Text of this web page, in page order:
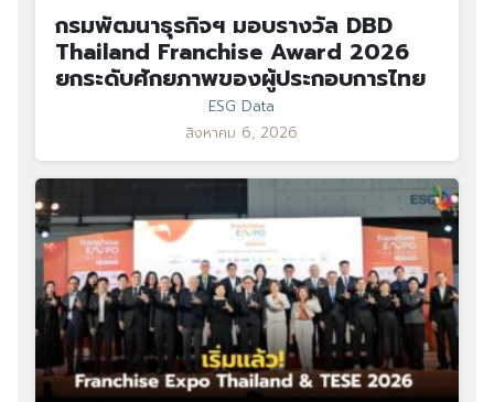
กรมพัฒนาธุรกิจฯ มอบรางวัล DBD
Thailand Franchise Award 2026
ยกระดับศักยภาพของผู้ประกอบการไทย
ESG Data
สิงหาคม 6, 2026